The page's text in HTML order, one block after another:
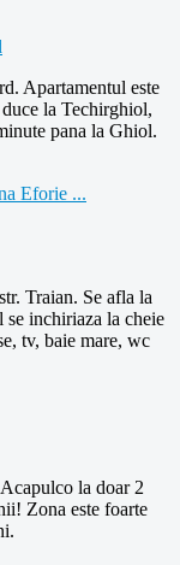
Apartamentul este
la Techirghiol,
pana la Ghiol.
Eforie ...
Traian. Se afla la
inchiriaza la cheie
tv, baie mare, wc
la doar 2
Zona este foarte